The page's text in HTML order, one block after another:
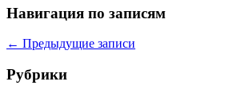
Навигация по записям
← Предыдущие записи
Рубрики